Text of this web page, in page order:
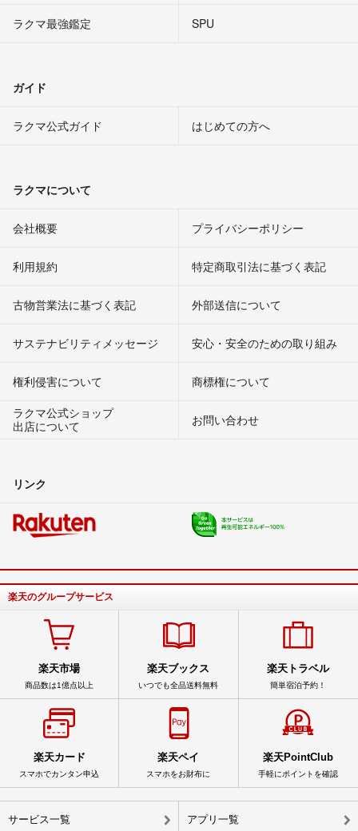
ラクマ最強鑑定
SPU
ガイド
ラクマ公式ガイド はじめての方へ
ラクマについて
会社概要 プライバシーポリシー
利用規約 特定商取引法に基づく表記
古物営業法に基づく表記 外部送信について
サステナビリティメッセージ 安心・安全のための取り組み
権利侵害について
商標権について
ラクマ公式ショップ
出店について
お問い合わせ
リンク
楽天のグループサービス
楽天市場
商品数は1億点以上
楽天ブックス
いつでも全品送料無料
楽天トラベル
簡単宿泊予約！
楽天カード
スマホでカンタン申込
楽天ペイ
スマホをお財布に
楽天PointClub
手軽にポイントを確認
サービス一覧 アプリ一覧